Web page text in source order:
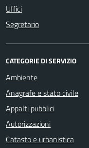
Uffici
Segretario
CATEGORIE DI SERVIZIO
Ambiente
Anagrafe e stato civile
Appalti pubblici
Autorizzazioni
Catasto e urbanistica